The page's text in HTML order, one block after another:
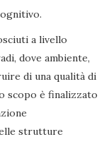
a livello
dove ambiente,
di una qualità di
scopo è finalizzato
strutture